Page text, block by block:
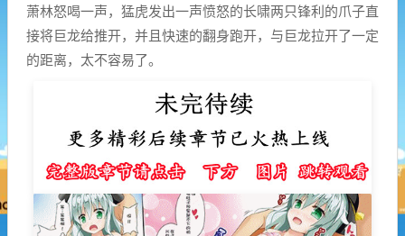
萧林怒喝一声，猛虎发出一声愤怒的长啸两只锋利的爪子直
接将巨龙给推开，并且快速的翻身跑开，与巨龙拉开了一定
的距离，太不容易了。